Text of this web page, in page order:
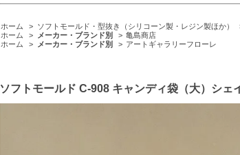
ホーム > ソフトモールド・型抜き（シリコーン製・レジン製ほか）
ホーム
> メーカー・ブランド別 > 亀島商店
ホーム
> メーカー・ブランド別 > アートギャラリーフローレ
ソフトモールド C-908 キャンディ袋（大）シェ